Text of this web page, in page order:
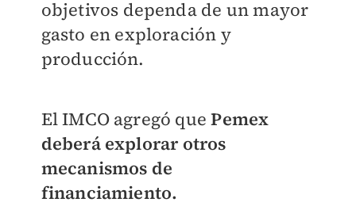
objetivos dependa de un mayor
gasto en exploración y
producción.
El IMCO agregó quePemex
deberá explorar otros
mecanismos de
financiamiento.